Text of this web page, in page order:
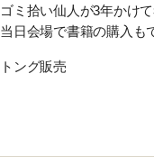
ゴミ拾い仙人が3年かけ
当日会場で書籍の購入も
トング販売